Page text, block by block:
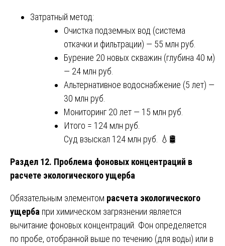
Затратный метод:
Очистка подземных вод (система
откачки и фильтрации) — 55 млн руб.
Бурение 20 новых скважин (глубина 40 м)
— 24 млн руб.
Альтернативное водоснабжение (5 лет) —
30 млн руб.
Мониторинг 20 лет — 15 млн руб.
Итого = 124 млн руб.
Суд взыскал 124 млн руб. 💧🛢️
Раздел 12. Проблема фоновых концентраций в
расчете экологического ущерба
Обязательным элементом расчета экологического
ущерба при химическом загрязнении является
вычитание фоновых концентраций. Фон определяется
по пробе, отобранной выше по течению (для воды) или в